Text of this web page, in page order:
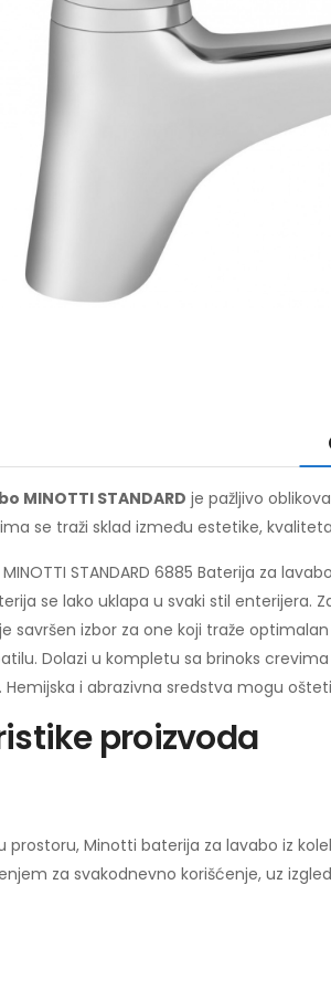
MINOTTI STANDARD je pažljivo
se traži sklad između estetike,
STANDARD 6885 Baterija za
se lako uklapa u svaki stil
savršen izbor za one koji traže
Dolazi u kompletu sa brinoks
Hemijska i abrazivna sredstva mogu
proizvoda
prostoru, Minotti baterija za lavabo iz
za svakodnevno korišćenje, uz